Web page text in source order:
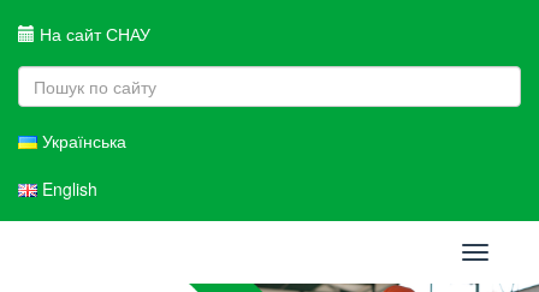
На сайт СНАУ
Українська
English
Toggle